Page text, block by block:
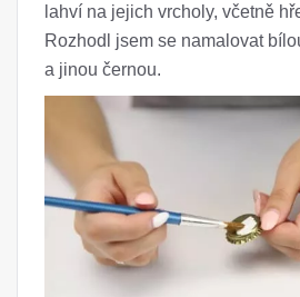
lahví na jejich vrcholy, včetně
Rozhodl jsem se namalovat
a jinou černou.